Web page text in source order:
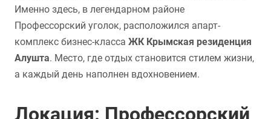
Именно здесь, в легендарном районе
Профессорский уголок, расположился апарт-
комплекс бизнес-класса ЖК Крымская резиденция
Алушта. Место, где отдых становится стилем жизни,
а каждый день наполнен вдохновением.
Локация: Профессорский